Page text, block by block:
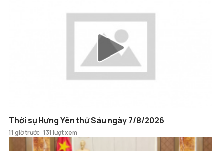
Thời sự Hưng Yên thứ Sáu ngày 7/8/2026
11 giờ trước 131 lượt xem